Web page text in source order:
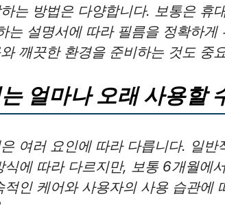
는 방법은 다양합니다. 보통은 휴
는 설명서에 따라 필름을 정확하게
깨끗한 환경을 준비하는 것도 중
얼마나 오래 사용할
여러 요인에 따라 다릅니다. 일반
식에 따라 다르지만, 보통 6개월에
적인 케어와 사용자의 사용 습관에